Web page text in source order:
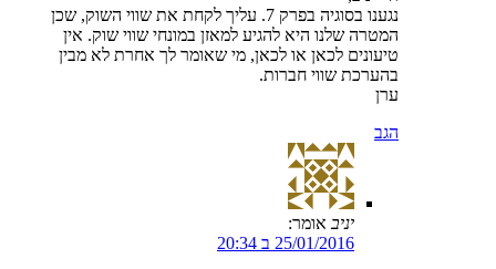
נגענו בסוגיה בפרק 7. עליך לקחת את שווי השוק, שכן
המטרה שלנו היא להגיע למאזן במונחי שווי שוק. אין
טיעונים לכאן או לכאן, מי שאומר לך אחרת לא מבין
בהערכת שווי חברות.
ערן
הגב
יניב אומר:
25/01/2016 ב 20:34